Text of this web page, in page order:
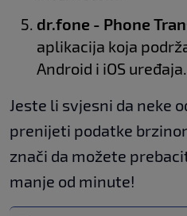
dr.fone - Phone
aplikacija koja
Android i iOS uređaja.
Jeste li svjesni da neke
prenijeti podatke
znači da možete
manje od minute!